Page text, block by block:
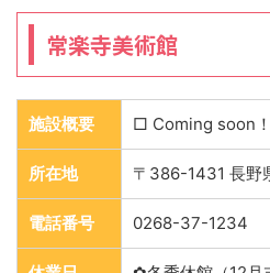
常楽寺美術館
施設概要 □ Coming soon！
所在地 〒386-1431 長野
電話番号 0268-37-1234